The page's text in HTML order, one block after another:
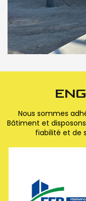
Nous sommes
Bâtiment et
fiabilité et de